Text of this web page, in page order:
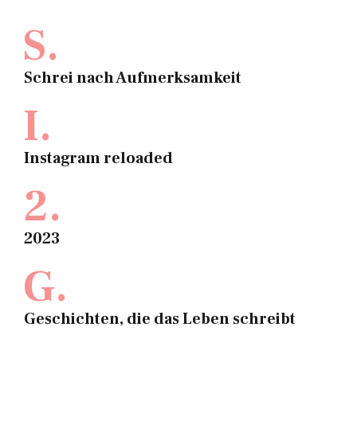
S.
Schrei nach Aufmerksamkeit
I.
Instagram reloaded
2.
2023
G.
Geschichten, die das Leben schreibt